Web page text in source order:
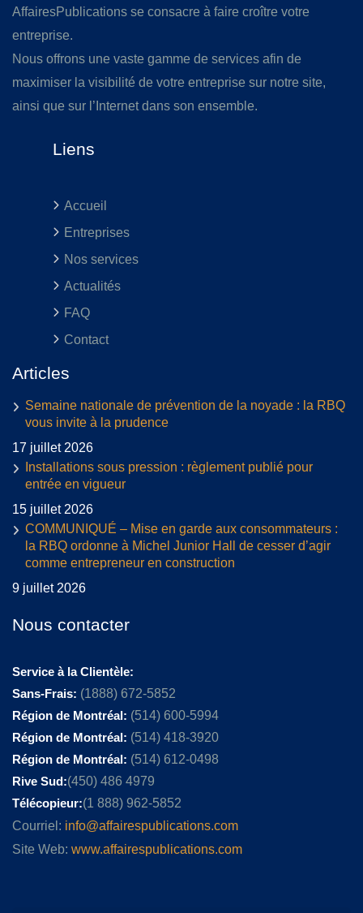
AffairesPublications se consacre à faire croître votre
entreprise.
Nous offrons une vaste gamme de services afin de
maximiser la visibilité de votre entreprise sur notre site,
ainsi que sur l’Internet dans son ensemble.
Liens
Accueil
Entreprises
Nos services
Actualités
FAQ
Contact
Articles
Semaine nationale de prévention de la noyade : la RBQ
vous invite à la prudence
17 juillet 2026
Installations sous pression : règlement publié pour
entrée en vigueur
15 juillet 2026
COMMUNIQUÉ – Mise en garde aux consommateurs :
la RBQ ordonne à Michel Junior Hall de cesser d’agir
comme entrepreneur en construction
9 juillet 2026
Nous contacter
Service à la Clientèle:
Sans-Frais: (1888) 672-5852
Région de Montréal: (514) 600-5994
Région de Montréal: (514) 418-3920
Région de Montréal: (514) 612-0498
Rive Sud:(450) 486 4979
Télécopieur:(1 888) 962-5852
Courriel: info@affairespublications.com
Site Web: www.affairespublications.com